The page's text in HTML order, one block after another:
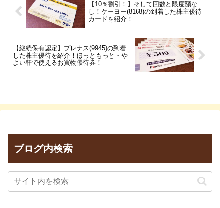
【10％割引！】そして回数と限度額な
し！ケーヨー(8168)の到着した株主優待
カードを紹介！
【継続保有認定】プレナス(9945)の到着
した株主優待を紹介！ほっともっと・や
よい軒で使えるお買物優待券！
ブログ内検索